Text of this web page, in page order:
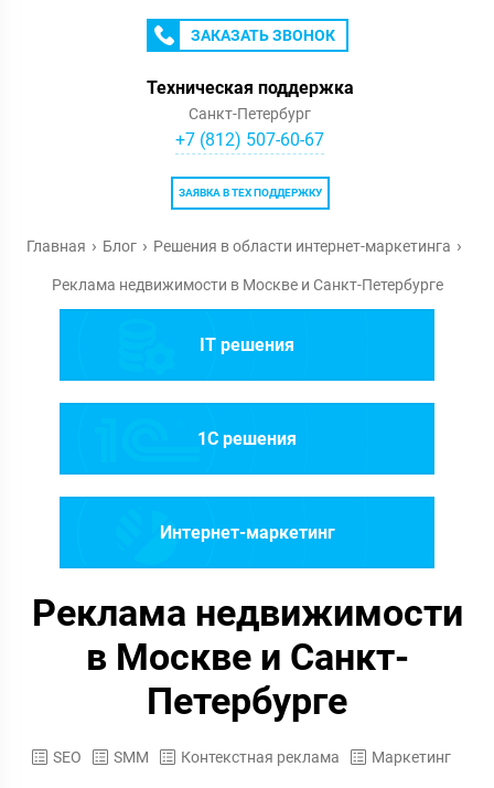
ЗАКАЗАТЬ ЗВОНОК
Техническая поддержка
Санкт-Петербург
+7 (812) 507-60-67
ЗАЯВКА В ТЕХ ПОДДЕРЖКУ
Главная Блог Решения в области интернет-маркетинга
Реклама недвижимости в Москве и Санкт-Петербурге
IT решения
1C решения
Интернет-маркетинг
Реклама недвижимости
в Москве и Санкт-
Петербурге
SEO SMM Контекстная реклама Маркетинг